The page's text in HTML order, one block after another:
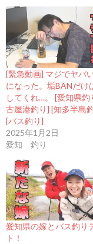
[緊急動画] マジでヤバ
になった。垢BANだけ
してくれ…。 [愛知県釣
古屋港釣り] [知多半島
[バス釣り]
2025年1月2日
愛知 釣り
愛知県の嫁とバス釣り
ト！